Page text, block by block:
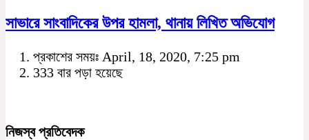
সাভারে সাংবাদিকের উপর হামলা, থানায় লিখিত অভিযোগ
প্রকাশের সময়ঃ April, 18, 2020, 7:25 pm
333 বার পড়া হয়েছে
নিজস্ব প্রতিবেদক